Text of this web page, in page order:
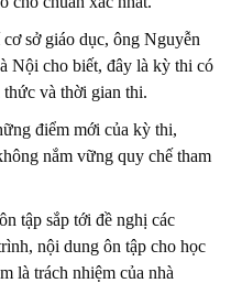
sở giáo dục, ông Nguyễn
cho biết, đây là kỳ thi có
và thời gian thi.
điểm mới của kỳ thi,
nắm vững quy chế tham
tập sắp tới đề nghị các
nội dung ôn tập cho học
là trách nhiệm của nhà